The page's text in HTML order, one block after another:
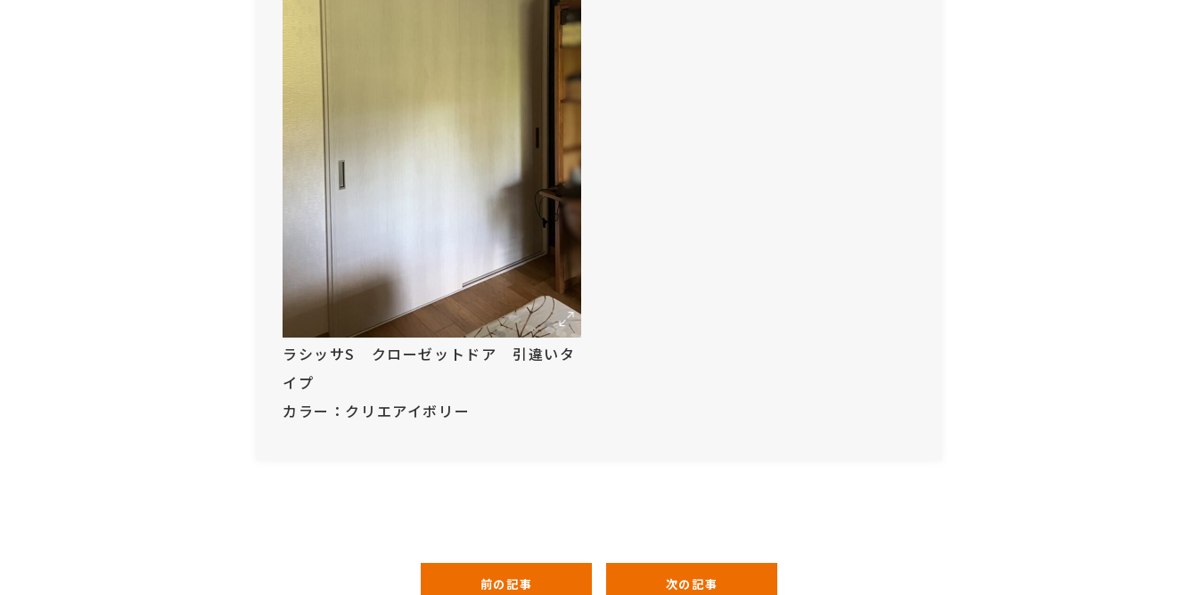
ラシッサS クローゼットドア 引違いタ
イプ
カラー：クリエアイボリー
前の記事 次の記事